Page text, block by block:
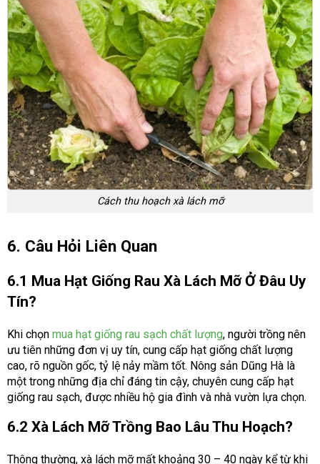
Cách thu hoạch xà lách mỡ
6. Câu Hỏi Liên Quan
6.1 Mua Hạt Giống Rau Xà Lách Mỡ Ở Đâu Uy
Tín?
Khi chọn mua hạt giống rau sạch chất lượng, người trồng nên
ưu tiên những đơn vị uy tín, cung cấp hạt giống chất lượng
cao, rõ nguồn gốc, tỷ lệ nảy mầm tốt. Nông sản Dũng Hà là
một trong những địa chỉ đáng tin cậy, chuyên cung cấp hạt
giống rau sạch, được nhiều hộ gia đình và nhà vườn lựa chọn.
6.2 Xà Lách Mỡ Trồng Bao Lâu Thu Hoạch?
Thông thường, xà lách mỡ mất khoảng 30 – 40 ngày kể từ khi